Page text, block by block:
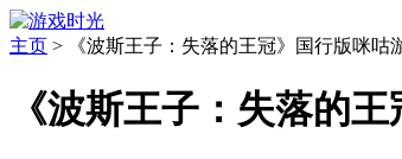
主页 > 《波斯王子：失落的王冠》国行版咪咕
《波斯王子：失落的